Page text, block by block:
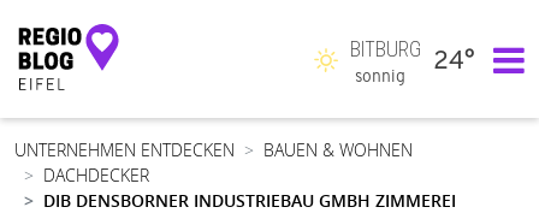
Hauptnavigation
BITBURG
sonnig
24°
UNTERNEHMEN ENTDECKEN
BAUEN & WOHNEN
DACHDECKER
DIB DENSBORNER INDUSTRIEBAU GMBH ZIMMEREI